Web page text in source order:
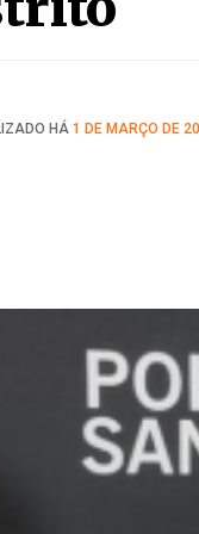
HÁ 1 DE MARÇO DE